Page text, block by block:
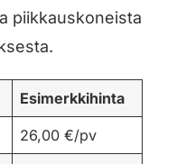
piikkauskoneista
Esimerkkihinta
26,00 €/pv